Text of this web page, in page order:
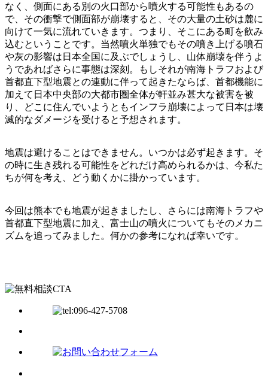
なく、側面にある別の火口部から噴火する可能性もあるの
で、その衝撃で側面部が崩壊すると、その大量の土砂は麓に
向けて一気に流れていきます。つまり、そこにある町を飲み
込むということです。当然噴火単独でもその噴き上げる噴石
や灰の影響は日本全国に及ぶでしょうし、山体崩壊を伴うよ
うであればさらに事態は深刻。もしそれが南海トラフおよび
首都直下型地震との連動に伴って起きたならば、首都機能に
加えて日本中央部の大都市圏全体が軒並み甚大な被害を被
り、どこに住んでいようともインフラ崩壊によって日本は壊
滅的なダメージを受けると予想されます。
地震は避けることはできません。いつかは必ず起きます。そ
の時に生き残れる可能性をどれだけ高められるかは、今私た
ちが何を考え、どう動くかに掛かっています。
今回は熊本でも地震が起きましたし、さらには南海トラフや
首都直下型地震に加え、富士山の噴火についてもそのメカニ
ズムを追ってみました。何かの参考になれば幸いです。